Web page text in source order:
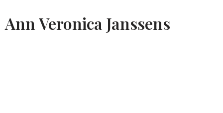
Ann Veronica Janssens